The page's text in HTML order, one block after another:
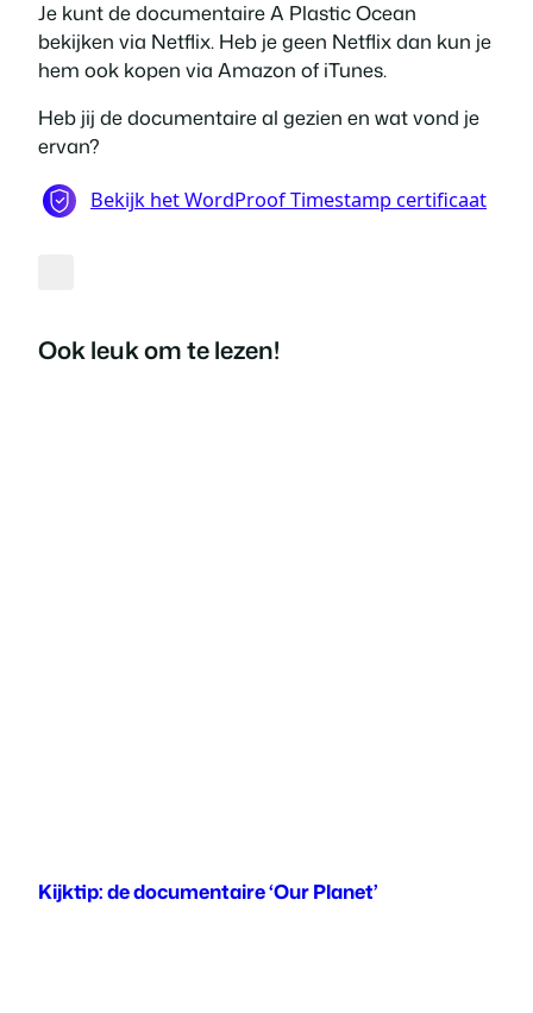
Je kunt de documentaire A Plastic Ocean
bekijken via Netflix. Heb je geen Netflix dan kun je
hem ook kopen via Amazon of iTunes.
Heb jij de documentaire al gezien en wat vond je
ervan?
Ook leuk om te lezen!
Kijktip: de documentaire ‘Our Planet’